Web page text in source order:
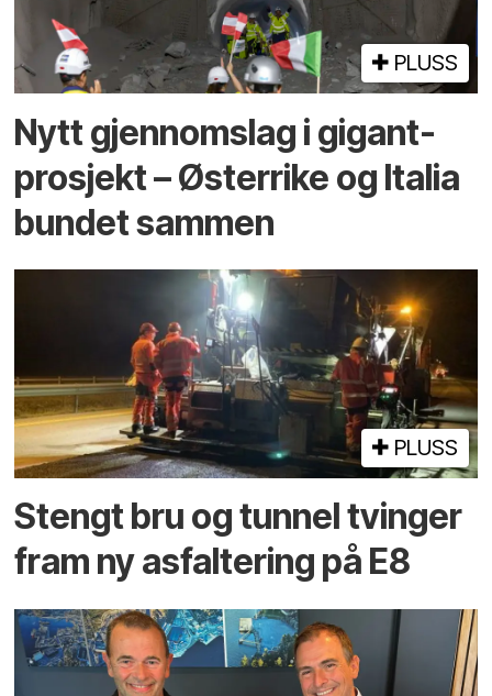
PLUSS
Nytt gjennomslag i gigant­
prosjekt – Østerrike og Italia
bundet sammen
PLUSS
Stengt bru og tunnel tvinger
fram ny asfaltering på E8